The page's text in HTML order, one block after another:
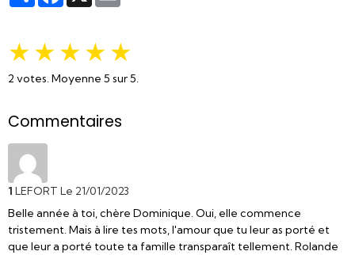
★★★★★
2 votes. Moyenne 5 sur 5.
Commentaires
1 LEFORT Le 21/01/2023
Belle année à toi, chère Dominique. Oui, elle commence
tristement. Mais à lire tes mots, l'amour que tu leur as porté et
que leur a porté toute ta famille transparaît tellement. Rolande